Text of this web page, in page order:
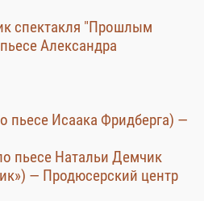
спектакля "Прошлым
Александра
пьесе Исаака Фридберга) —
пьесе Натальи Демчик
— Продюсерский центр